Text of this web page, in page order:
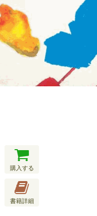
購入する
書籍詳細